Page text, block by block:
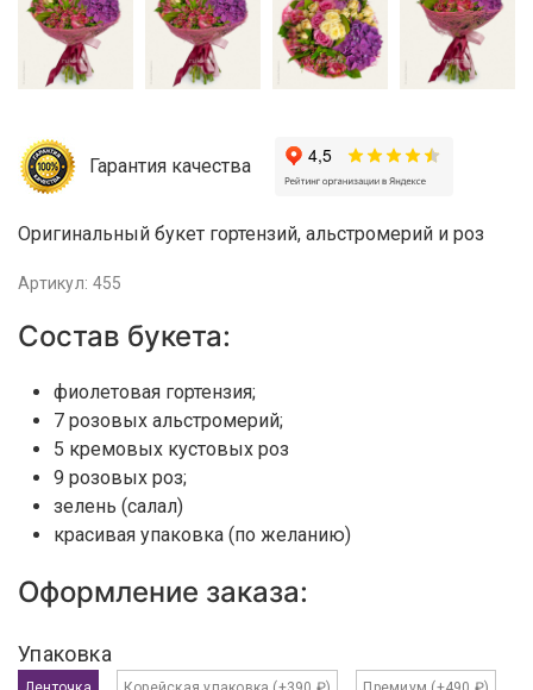
Гарантия качества
Оригинальный букет гортензий, альстромерий и роз
Артикул: 455
Состав букета:
фиолетовая гортензия;
7 розовых альстромерий;
5 кремовых кустовых роз
9 розовых роз;
зелень (салал)
красивая упаковка (по желанию)
Оформление заказа:
Упаковка